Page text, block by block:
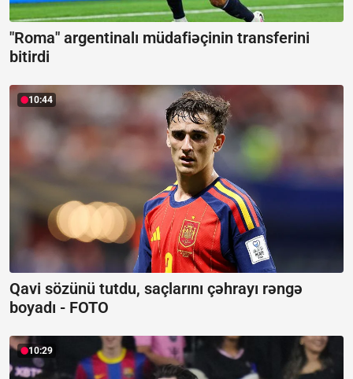
"Roma" argentinalı müdafiəçinin transferini
bitirdi
10:44
Qavi sözünü tutdu, saçlarını çəhrayı rəngə
boyadı - FOTO
10:29